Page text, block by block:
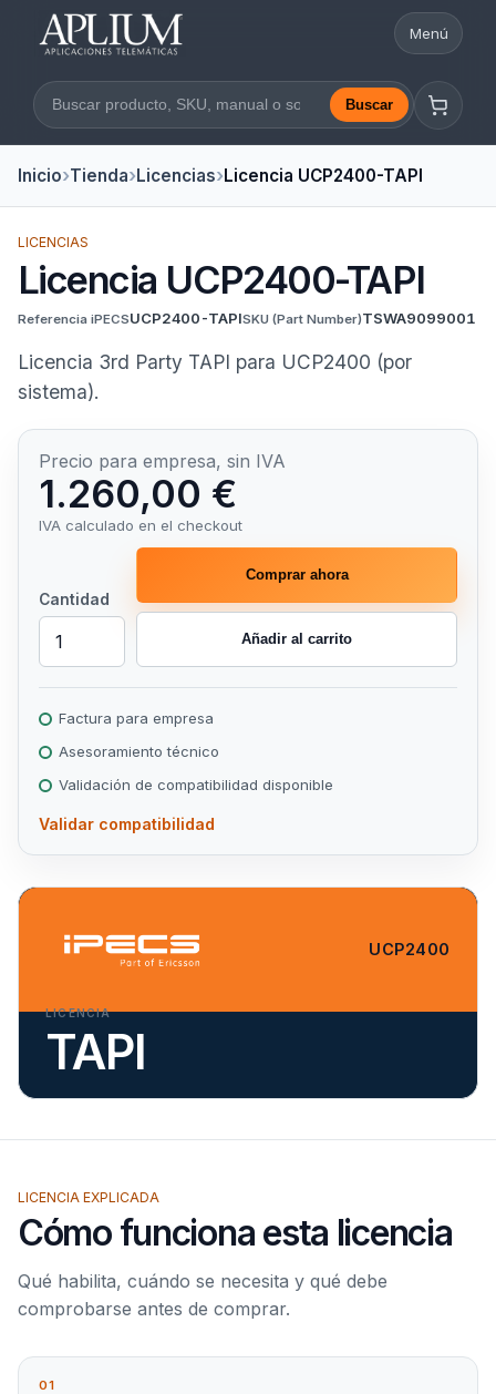
Abrir
Menú
Buscar en la web Buscar
Inicio Tienda Licencias Licencia UCP2400-TAPI
UCP2400
LICENCIA
TAPI
LICENCIAS
Licencia UCP2400-TAPI
Referencia iPECSUCP2400-TAPISKU (Part Number)TSWA9099001
Licencia 3rd Party TAPI para UCP2400 (por
sistema).
Precio para empresa, sin IVA
1.260,00 €
IVA calculado en el checkout
Cantidad
Comprar ahora
Añadir al carrito
Factura para empresa
Asesoramiento técnico
Validación de compatibilidad disponible
Validar compatibilidad
LICENCIA EXPLICADA
Cómo funciona esta licencia
Qué habilita, cuándo se necesita y qué debe
comprobarse antes de comprar.
01